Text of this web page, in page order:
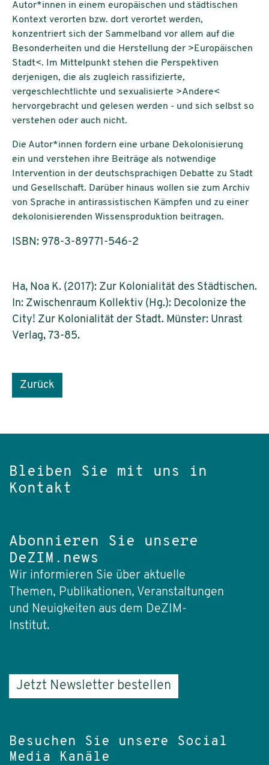
Autor*innen in einem europäischen und städtischen
Kontext verorten bzw. dort verortet werden,
konzentriert sich der Sammelband vor allem auf die
Besonderheiten und die Herstellung der >Europäischen
Stadt<. Im Mittelpunkt stehen die Perspektiven
derjenigen, die als zugleich rassifizierte,
vergeschlechtlichte und sexualisierte >Andere<
hervorgebracht und gelesen werden - und sich selbst so
verstehen oder auch nicht.
Die Autor*innen fordern eine urbane Dekolonisierung
ein und verstehen ihre Beiträge als notwendige
Intervention in der deutschsprachigen Debatte zu Stadt
und Gesellschaft. Darüber hinaus wollen sie zum Archiv
von Sprache in antirassistischen Kämpfen und zu einer
dekolonisierenden Wissensproduktion beitragen.
ISBN: 978-3-89771-546-2
Ha, Noa K. (2017): Zur Kolonialität des Städtischen.
In: Zwischenraum Kollektiv (Hg.): Decolonize the
City! Zur Kolonialität der Stadt. Münster: Unrast
Verlag, 73-85.
Zurück
Bleiben Sie mit uns in
Kontakt
Abonnieren Sie unsere
DeZIM.news
Wir informieren Sie über aktuelle
Themen, Publikationen, Veranstaltungen
und Neuigkeiten aus dem DeZIM-
Institut.
Jetzt Newsletter bestellen
Besuchen Sie unsere Social
Media Kanäle